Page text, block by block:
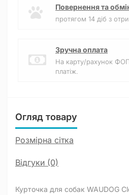
Повернення та
протягом 14 діб з
Зручна оплата
На карту/рахунок
платіж.
Огляд товару
Розмірна сітка
Відгуки (0)
Курточка для собак WAUDOG